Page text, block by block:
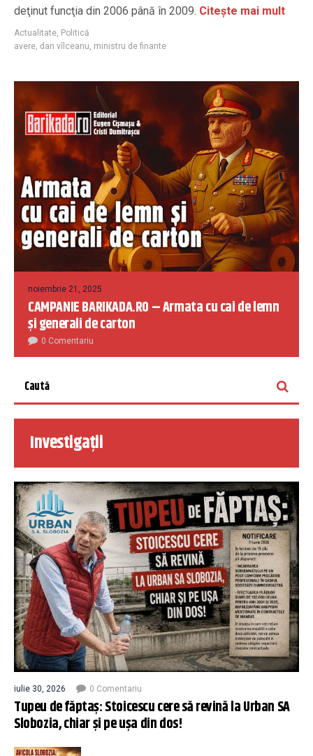
deţinut funcţia din 2006 până în 2009. Citește mai mult
Actualitate, Politică
avere, dan vîlceanu, ministru de finante
noiembrie 21, 2025
CAMPANIE BARIKADA.RO – Armata cu cai de lemn
și generali de carton
0 Comentariu
Investigații
iulie 30, 2026 0 Comentariu
Tupeu de făptaș: Stoicescu cere să revină la Urban SA
Slobozia, chiar și pe ușa din dos!